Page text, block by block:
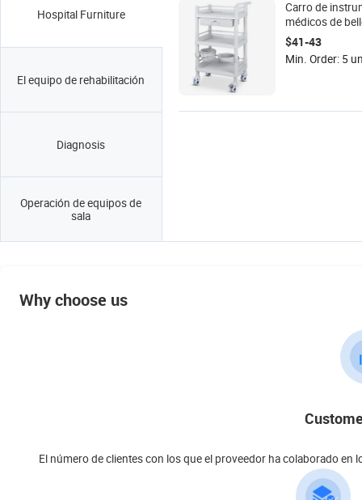
Hospital Furniture
El equipo de rehabilitación
Diagnosis
Operación de equipos de
sala
Carro de
médicos de
de
peluquería de
plástico ABS
$41-43
Min. Order: 5
Why choose us
El número de clientes con los que el proveedor ha colaborado